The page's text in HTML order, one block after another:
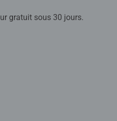
gratuit sous 30 jours.